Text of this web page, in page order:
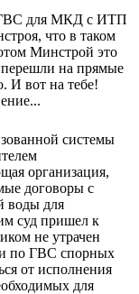
ГВС для МКД с ИТП
что в таком
Минстрой это
перешли на прямые
И вот на тебе!
системы
организация,
договоры с
воды для
суд пришел к
не утрачен
по ГВС спорных
от исполнения
для